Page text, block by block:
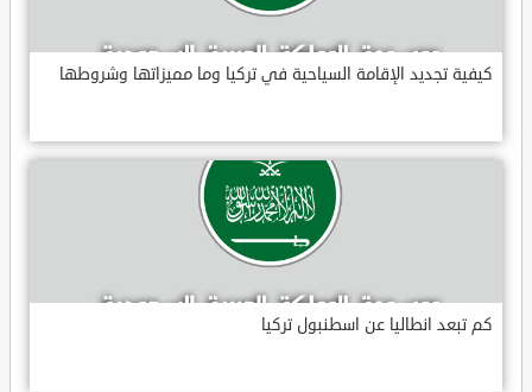
كيفية تجديد الإقامة السياحية في تركيا وما مميزاتها وشروطها
كم تبعد انطاليا عن اسطنبول تركيا